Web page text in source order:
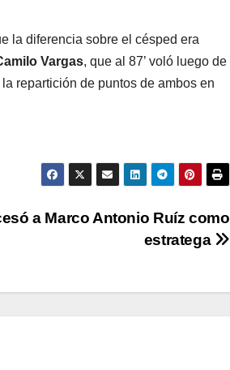
la diferencia sobre el césped era
Vargas, que al 87’ voló luego de
repartición de puntos de ambos en
a Marco Antonio Ruíz como
estratega